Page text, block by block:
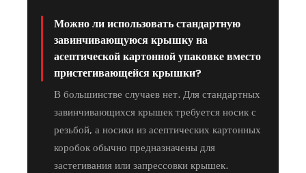
Можно ли использовать стандартную
завинчивающуюся крышку на
асептической картонной упаковке вместо
пристегивающейся крышки?
В большинстве случаев нет. Для стандартных
завинчивающихся крышек требуется носик с
резьбой, а носики из асептических картонных
коробок обычно предназначены для
застегивания или запрессовки крышек.